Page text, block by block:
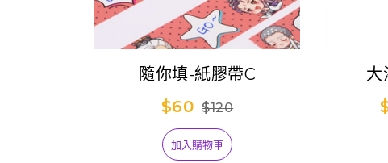
隨你填-紙膠帶C
$60 $120
加入購物車
大